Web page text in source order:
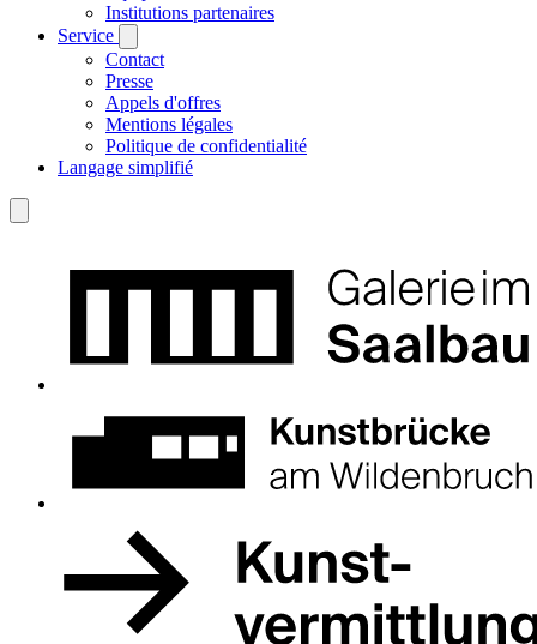
Institutions partenaires
Service
Contact
Presse
Appels d'offres
Mentions légales
Politique de confidentialité
Langage simplifié